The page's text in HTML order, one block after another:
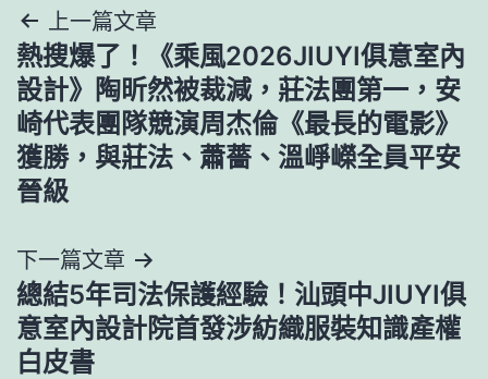
文
章
導
覽
上一篇文章
熱搜爆了！《乘風2026JIUYI俱意室內
設計》陶昕然被裁減，莊法團第一，安
崎代表團隊競演周杰倫《最長的電影》
獲勝，與莊法、蕭薔、溫崢嶸全員平安
晉級
下一篇文章
總結5年司法保護經驗！汕頭中JIUYI俱
意室內設計院首發涉紡織服裝知識產權
白皮書